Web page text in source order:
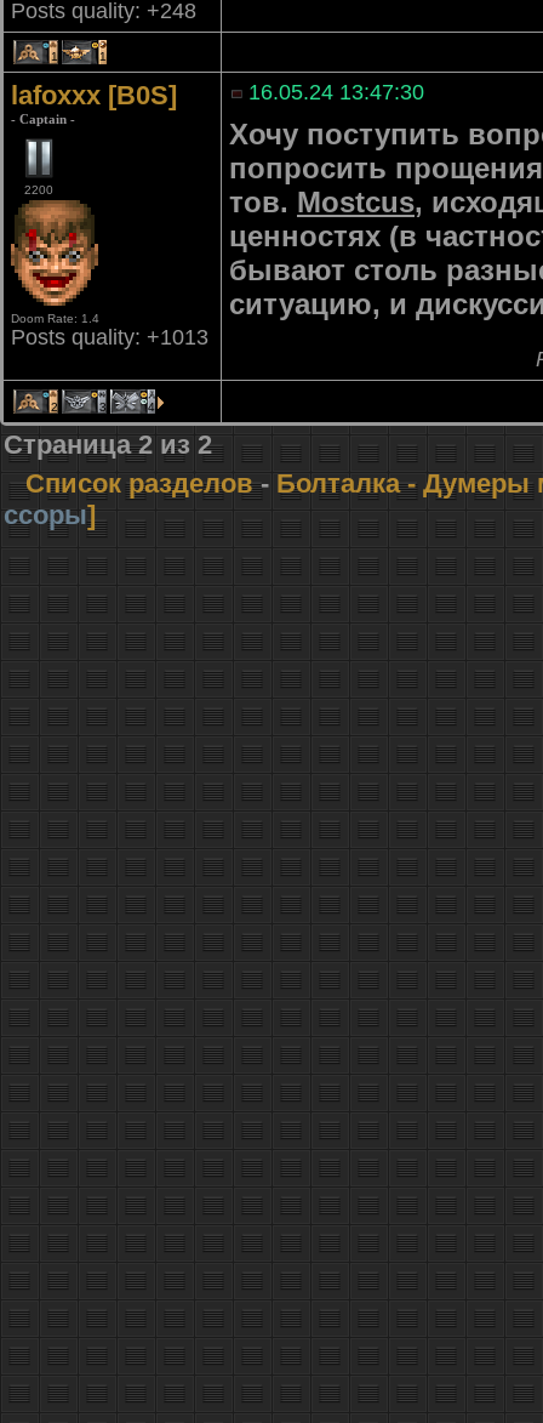
Posts quality: +248
1 1
lafoxxx [B0S]
- Captain -
2200
Doom Rate: 1.4
Posts quality: +1013
16.05.24 13:47:30
Хочу поступить
попросить
тов. Mostcus,
ценностях (в
бывают столь
ситуацию, и
2 3 4
Страница2 из 2
Список разделов- Болталка- Думеры
ссоры]